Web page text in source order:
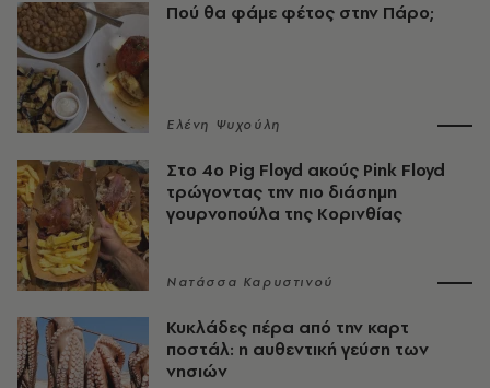
Πού θα φάμε φέτος στην Πάρο;
Ελένη Ψυχούλη
Στο 4ο Pig Floyd ακούς Pink Floyd
τρώγοντας την πιο διάσημη
γουρνοπούλα της Κορινθίας
Νατάσσα Καρυστινού
Κυκλάδες πέρα από την καρτ
ποστάλ: η αυθεντική γεύση των
νησιών